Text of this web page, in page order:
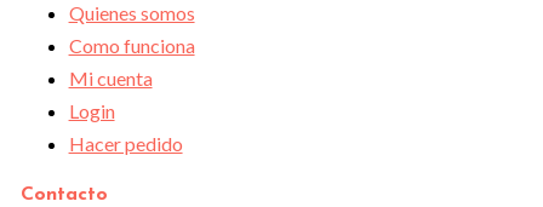
Quienes somos
Como funciona
Mi cuenta
Login
Hacer pedido
Contacto